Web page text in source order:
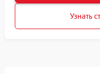
Узнать